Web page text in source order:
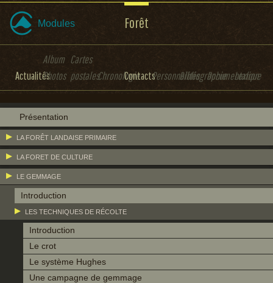
Modules Forêt
Actualités
Album
Photos
Cartes
postalesChronologieContactsPersonnalitésBibliographieDocumentation
Lexique
Présentation
LA FORÊT LANDAISE PRIMAIRE
LA FORET DE CULTURE
LE GEMMAGE
Introduction
LES TECHNIQUES DE RÉCOLTE
Introduction
Le crot
Le système Hughes
Une campagne de gemmage